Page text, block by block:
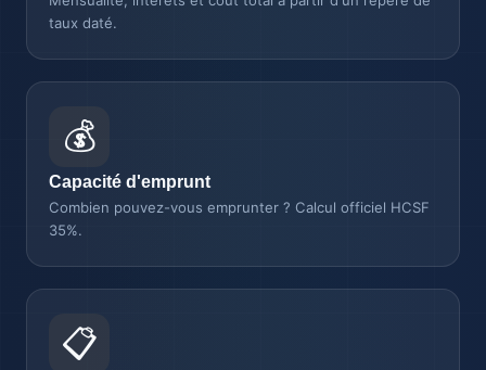
taux daté.
💰
Capacité d'emprunt
Combien pouvez-vous emprunter ? Calcul officiel HCSF
35%.
📋